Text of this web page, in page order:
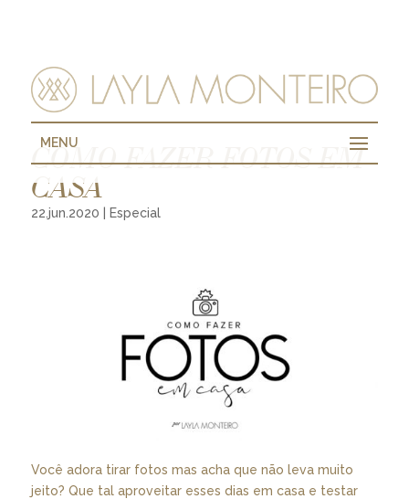
MENU
COMO FAZER FOTOS EM
CASA
22.jun.2020 Especial
Você adora tirar fotos mas acha que não leva muito
jeito? Que tal aproveitar esses dias em casa e testar